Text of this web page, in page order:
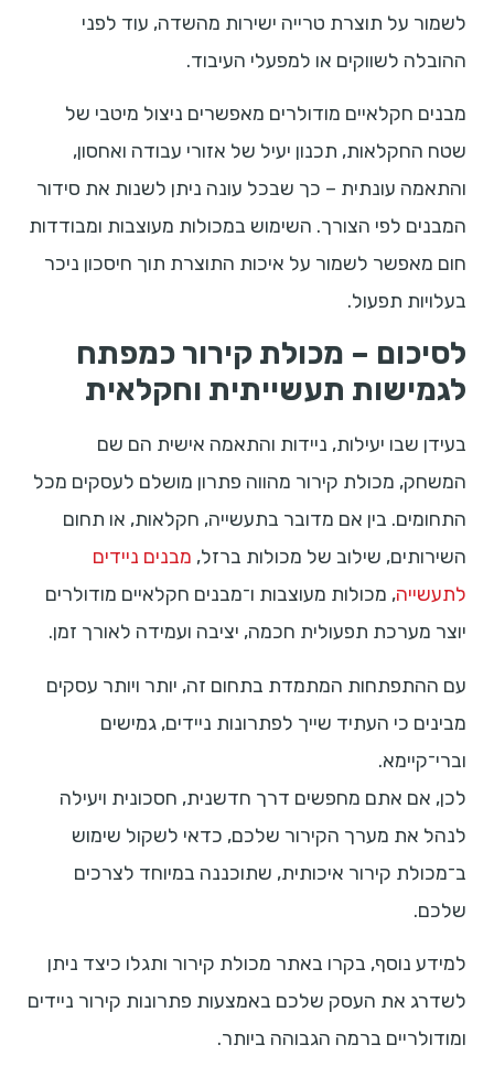
לשמור על תוצרת טרייה ישירות מהשדה, עוד לפני
ההובלה לשווקים או למפעלי העיבוד.
מבנים חקלאיים מודולרים מאפשרים ניצול מיטבי של
שטח החקלאות, תכנון יעיל של אזורי עבודה ואחסון,
והתאמה עונתית – כך שבכל עונה ניתן לשנות את סידור
המבנים לפי הצורך. השימוש במכולות מעוצבות ומבודדות
חום מאפשר לשמור על איכות התוצרת תוך חיסכון ניכר
בעלויות תפעול.
לסיכום – מכולת קירור כמפתח
לגמישות תעשייתית וחקלאית
בעידן שבו יעילות, ניידות והתאמה אישית הם שם
המשחק, מכולת קירור מהווה פתרון מושלם לעסקים מכל
התחומים. בין אם מדובר בתעשייה, חקלאות, או תחום
השירותים, שילוב של מכולות ברזל, מבנים ניידים
לתעשייה, מכולות מעוצבות ו־מבנים חקלאיים מודולרים
יוצר מערכת תפעולית חכמה, יציבה ועמידה לאורך זמן.
עם ההתפתחות המתמדת בתחום זה, יותר ויותר עסקים
מבינים כי העתיד שייך לפתרונות ניידים, גמישים
וברי־קיימא.
לכן, אם אתם מחפשים דרך חדשנית, חסכונית ויעילה
לנהל את מערך הקירור שלכם, כדאי לשקול שימוש
ב־מכולת קירור איכותית, שתוכננה במיוחד לצרכים
שלכם.
למידע נוסף, בקרו באתר מכולת קירור ותגלו כיצד ניתן
לשדרג את העסק שלכם באמצעות פתרונות קירור ניידים
ומודולריים ברמה הגבוהה ביותר.